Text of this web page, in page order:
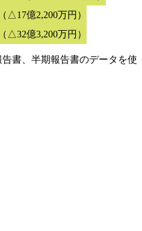
（△17億2,200万円）
（△32億3,200万円）
書、半期報告書のデータを使